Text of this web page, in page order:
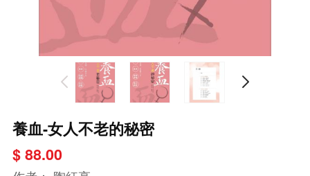
養血-女人不老的秘密
$ 88.00